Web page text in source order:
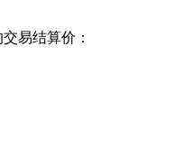
易结算价：